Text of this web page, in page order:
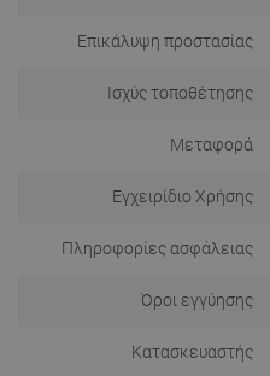
Επικάλυψη προστασίας
Ισχύς τοποθέτησης
Μεταφορά
Εγχειρίδιο Χρήσης
Πληροφορίες ασφάλειας
Όροι εγγύησης
Κατασκευαστής